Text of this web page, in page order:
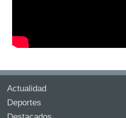
Actualidad
Deportes